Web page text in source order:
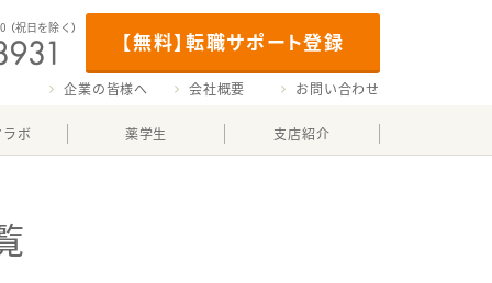
【無料】転職サポート登録
（祝日を除く）
企業の皆様へ 会社概要 お問い合わせ
ボ 薬学生 支店紹介